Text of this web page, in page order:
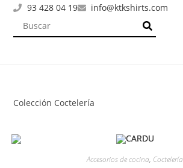
93 428 04 19 info@ktkshirts.com
Colección Coctelería
Accesorios de cocina, Coctelería